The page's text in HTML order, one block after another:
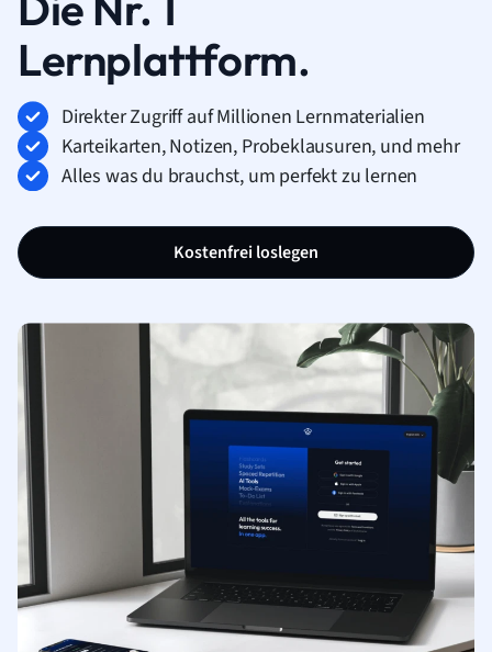
Lernplattform.
Direkter Zugriff auf Millionen Lernmaterialien
Karteikarten, Notizen, Probeklausuren, und mehr
Alles was du brauchst, um perfekt zu lernen
Kostenfrei loslegen